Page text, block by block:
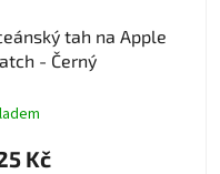
tah na Apple
- Černý
Kč